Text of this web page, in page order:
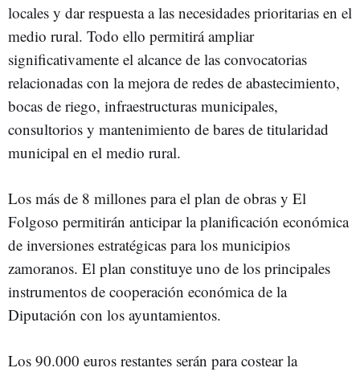
locales y dar respuesta a las necesidades prioritarias en el
medio rural. Todo ello permitirá ampliar
significativamente el alcance de las convocatorias
relacionadas con la mejora de redes de abastecimiento,
bocas de riego, infraestructuras municipales,
consultorios y mantenimiento de bares de titularidad
municipal en el medio rural.
Los más de 8 millones para el plan de obras y El
Folgoso permitirán anticipar la planificación económica
de inversiones estratégicas para los municipios
zamoranos. El plan constituye uno de los principales
instrumentos de cooperación económica de la
Diputación con los ayuntamientos.
Los 90.000 euros restantes serán para costear la